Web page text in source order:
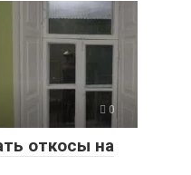
0
откосы на